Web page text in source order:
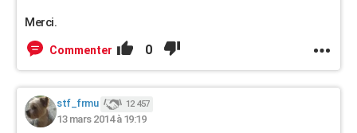
Merci.
Commenter 0
stf_frmu 12 457
13 mars 2014 à 19:19